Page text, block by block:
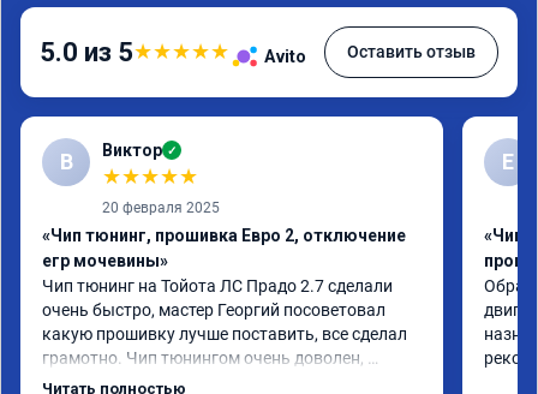
5.0 из 5★★★★★ Avito Оставить отзыв
В Виктор ✓
★★★★★
20 февраля 2025
«Чип тюнинг, прошивка Евро 2, отключение
егр мочевины»
Чип тюнинг на Тойота ЛС Прадо 2.7 сделали
очень быстро, мастер Георгий посоветовал
какую прошивку лучше поставить, все сделал
грамотно. Чип тюнингом очень доволен,
машина ожила немного, отзыв на педаль газа
Читать полностью
Е
«Чип